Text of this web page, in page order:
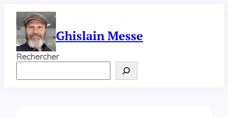
contenu
Ghislain Messe
Rechercher